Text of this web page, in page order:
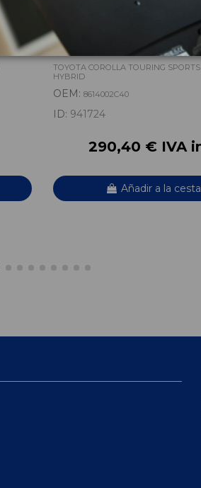
PANTALLA MULTIFUNCION
8614002C40 CVRS69E1AE
TOYOTA COROLLA TOURING SPORTS
HYBRID
OEM: 8614002C40
ID: 941724
290,40 € IVA
Añadir a la cesta